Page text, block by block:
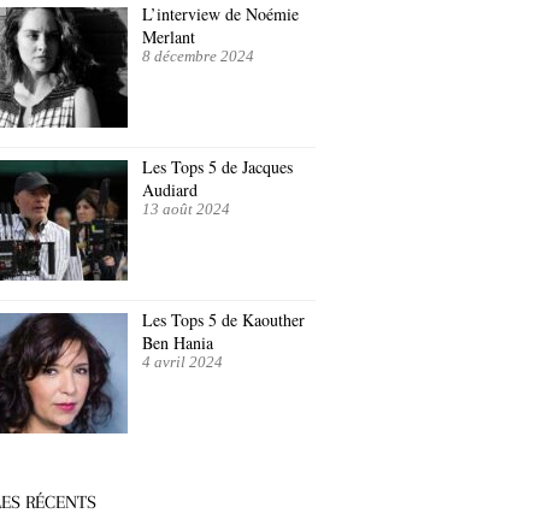
L’interview de Noémie
Merlant
8 décembre 2024
Les Tops 5 de Jacques
Audiard
13 août 2024
Les Tops 5 de Kaouther
Ben Hania
4 avril 2024
RÉCENTS